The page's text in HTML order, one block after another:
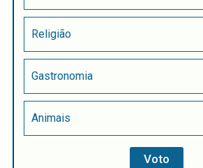
Religião
Gastronomia
Animais